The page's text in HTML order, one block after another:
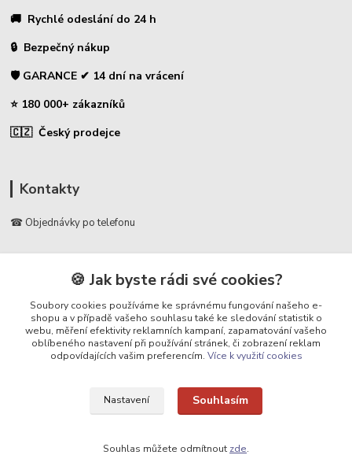
🚚 Rychlé odeslání do 24 h
🔒 Bezpečný nákup
🛡️ GARANCE ✔ 14 dní na vrácení
⭐ 180 000+ zákazníků
🇨🇿 Český prodejce
Kontakty
☎ Objednávky po telefonu
📞 728 007 997
⏰ Po - Pá | 7:00 - 13:30 |
info@repulse.cz
Upravit sběr cookies.
REPULSE s.r.o. | www.repulse.cz | 2015-2026 © Hradec Králové
🍪 Jak byste rádi své cookies?
Soubory cookies používáme ke správnému fungování našeho e-
shopu a v případě vašeho souhlasu také ke sledování statistik o
webu, měření efektivity reklamních kampaní, zapamatování vašeho
oblíbeného nastavení při používání stránek, či zobrazení reklam
odpovídajících vašim preferencím. Více k využití cookies
Nastavení Souhlasím
Souhlas můžete odmítnout zde.